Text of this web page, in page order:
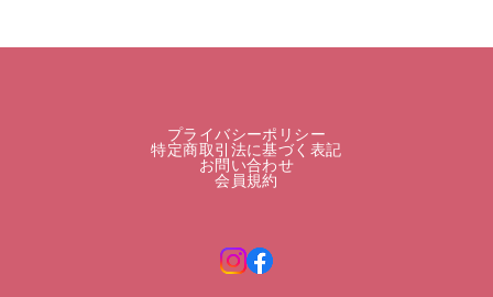
プライバシーポリシー
特定商取引法に基づく表記
お問い合わせ
会員規約